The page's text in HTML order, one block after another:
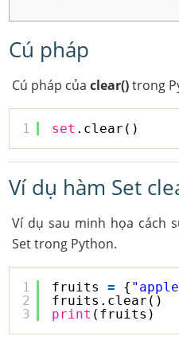
Cú pháp
Cú pháp của clear()trong
1 set .clear()
Ví dụ hàm Set
Ví dụ sau minh họa cách
Set trong Python.
1
2
3
fruits = {
fruits.clear()
print (fruits)